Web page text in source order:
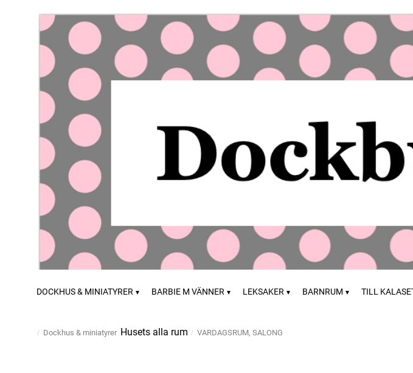
DOCKHUS & MINIATYRER BARBIE M VÄNNER LEKSAKER BARNRUM TILL
Dockhus & miniatyrer Husets alla rum VARDAGSRUM, SALONG